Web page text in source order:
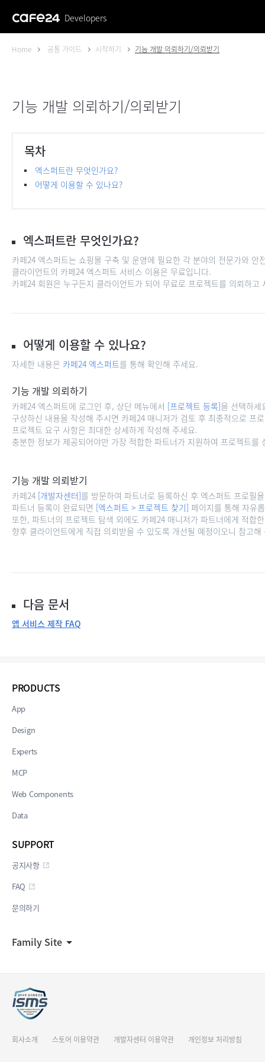
Developers
Home 공통 가이드 시작하기 기능 개발 의뢰하기/의뢰받기
기능 개발 의뢰하기/의뢰받기
목차
엑스퍼트란 무엇인가요?
어떻게 이용할 수 있나요?
엑스퍼트란 무엇인가요?
카페24 엑스퍼트는 쇼핑몰 구축 및 운영에 필요한 각 분야의 전문가와
클라이언트의 카페24 엑스퍼트 서비스 이용은 무료입니다.
카페24 회원은 누구든지 클라이언트가 되어 무료로 프로젝트를 의뢰하고
어떻게 이용할 수 있나요?
자세한 내용은 카페24 엑스퍼트를 통해 확인해 주세요.
기능 개발 의뢰하기
카페24 엑스퍼트에 로그인 후, 상단 메뉴에서 [프로젝트 등록]을 선택하세
구상하신 내용을 작성해 주시면 카페24 매니저가 검토 후 최종적으로 프
프로젝트 요구 사항은 최대한 상세하게 작성해 주세요.
충분한 정보가 제공되어야만 가장 적합한 파트너가 지원하여 프로젝트를
기능 개발 의뢰받기
카페24 [개발자센터]를 방문하여 파트너로 등록하신 후 엑스퍼트 프로필
파트너 등록이 완료되면 [엑스퍼트 > 프로젝트 찾기] 페이지를 통해 자유
또한, 파트너의 프로젝트 탐색 외에도 카페24 매니저가 파트너에게 적합
향후 클라이언트에게 직접 의뢰받을 수 있도록 개선될 예정이오니 참고해
다음 문서
앱 서비스 제작 FAQ
Family Site
PRODUCTS
App
Design
Experts
MCP
Web Components
Data
SUPPORT
공지사항
FAQ
문의하기
회사소개 스토어 이용약관 개발자센터 이용약관 개인정보 처리방침